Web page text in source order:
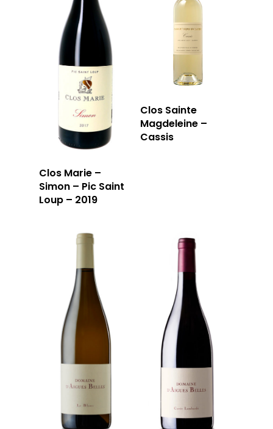
Clos Marie –
Simon – Pic Saint
Loup – 2019
Clos Sainte
Magdeleine –
Cassis
LA CAVE
LA CAVE
APERÇU DE NOTRE
LA TABLE
LA CARTE DU
JOUR
13006 Marseille
T: 04 91 33 46 59